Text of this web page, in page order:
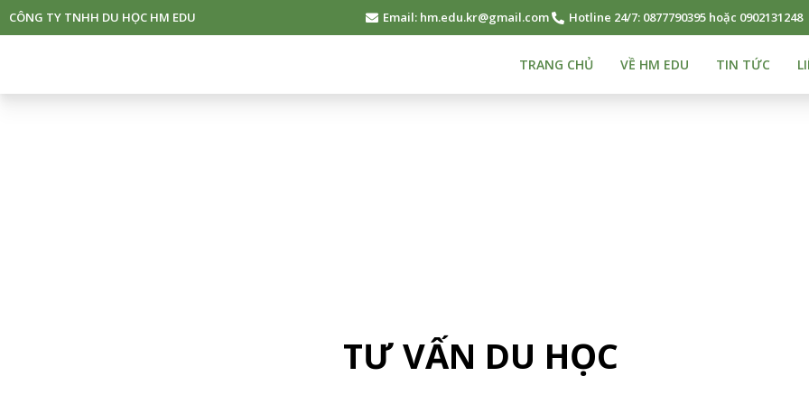
CÔNG TY TNHH DU HỌC HM EDU Email: hm.edu.kr@gmail.com Hotline 24/7: 0877790395 hoặc 0902131248
TRANG CHỦ VỀ HM EDU TIN TỨC
TƯ VẤN DU HỌC